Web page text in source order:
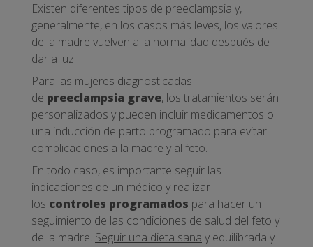
Existen diferentes tipos de preeclampsia y,
generalmente, en los casos más leves, los valores
de la madre vuelven a la normalidad después de
dar a luz.
Para las mujeres diagnosticadas
de preeclampsia grave, los tratamientos serán
personalizados y pueden incluir medicamentos o
una inducción de parto programado para evitar
complicaciones a la madre y al feto.
En todo caso, es importante seguir las
indicaciones de un médico y realizar
los controles programados para hacer un
seguimiento de las condiciones de salud del feto y
de la madre. Seguir una dieta sana y equilibrada y